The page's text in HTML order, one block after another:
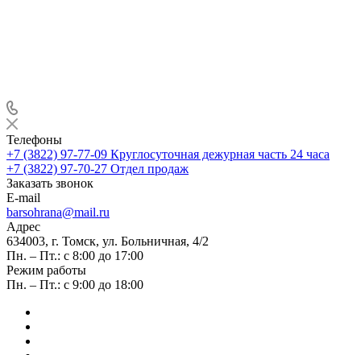
Телефоны
+7 (3822) 97-77-09 Круглосуточная дежурная часть 24 часа
+7 (3822) 97-70-27 Отдел продаж
Заказать звонок
E-mail
barsohrana@mail.ru
Адрес
634003, г. Томск, ул. Больничная, 4/2
Пн. – Пт.: с 8:00 до 17:00
Режим работы
Пн. – Пт.: с 9:00 до 18:00